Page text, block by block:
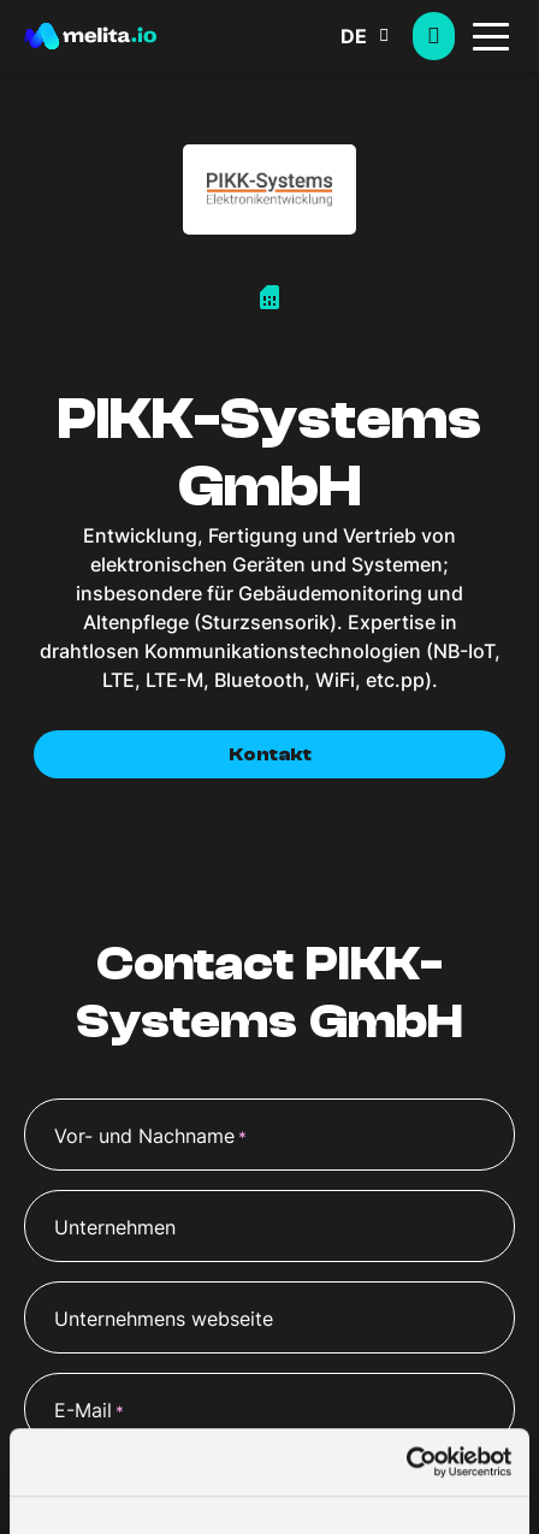
DE
sim_card
PIKK-Systems
GmbH
Entwicklung, Fertigung und Vertrieb von
elektronischen Geräten und Systemen;
insbesondere für Gebäudemonitoring und
Altenpflege (Sturzsensorik). Expertise in
drahtlosen Kommunikationstechnologien (NB-IoT,
LTE, LTE-M, Bluetooth, WiFi, etc.pp).
Kontakt
Contact PIKK-
Systems GmbH
Vor- und Nachname *
Unternehmen
Unternehmens webseite
E-Mail *